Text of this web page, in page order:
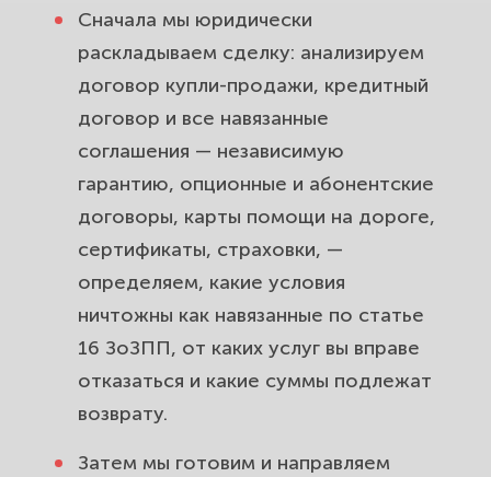
Сначала мы юридически
раскладываем сделку: анализируем
договор купли-продажи, кредитный
договор и все навязанные
соглашения — независимую
гарантию, опционные и абонентские
договоры, карты помощи на дороге,
сертификаты, страховки, —
определяем, какие условия
ничтожны как навязанные по статье
16 ЗоЗПП, от каких услуг вы вправе
отказаться и какие суммы подлежат
возврату.
Затем мы готовим и направляем